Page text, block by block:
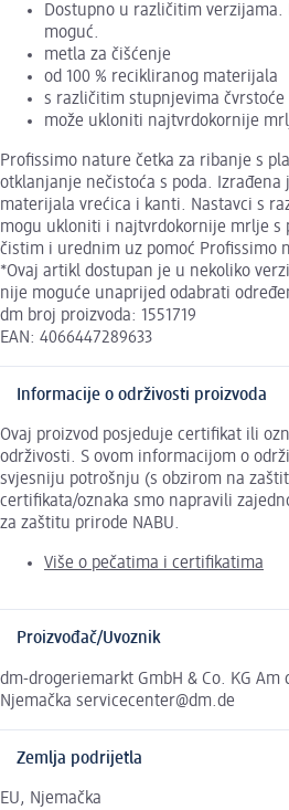
Dostupno u različitim
moguć.
metla za čišćenje
od 100 % recikliranog materijala
s različitim stupnjevima čvrstoće
može ukloniti najtvrdokornije
Profissimo nature četka za ribanje s
otklanjanje nečistoća s poda. Izrađena
materijala vrećica i kanti. Nastavci s
mogu ukloniti i najtvrdokornije mrlje s
čistim i urednim uz pomoć Profissimo
*Ovaj artikl dostupan je u nekoliko
nije moguće unaprijed odabrati
dm broj proizvoda: 1551719
EAN: 4066447289633
Informacije o održivosti proizvoda
Ovaj proizvod posjeduje certifikat ili
održivosti. S ovom informacijom o
svjesniju potrošnju (s obzirom na
certifikata/oznaka smo napravili
za zaštitu prirode NABU.
Više o pečatima i certifikatima
Proizvođač/Uvoznik
dm-drogeriemarkt GmbH & Co. KG Am
Njemačka servicecenter@dm.de
Zemlja podrijetla
EU, Njemačka